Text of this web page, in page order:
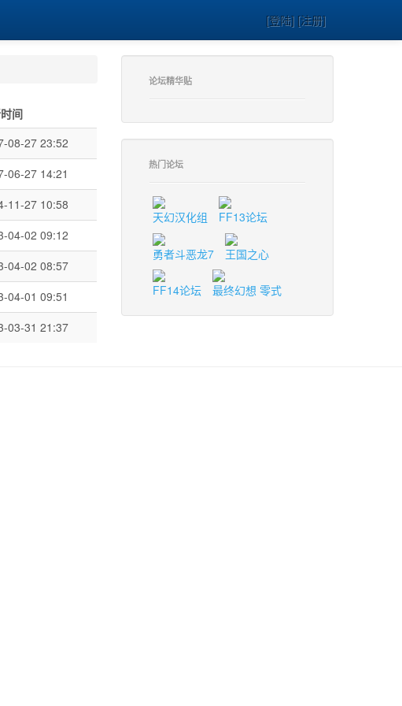
[登陆] [注册]
间
08-27 23:52
06-27 14:21
11-27 10:58
04-02 09:12
04-02 08:57
04-01 09:51
03-31 21:37
论坛精华贴
热门论坛
天幻汉化组 FF13论坛
勇者斗恶龙7 王国之心
FF14论坛 最终幻想 零式